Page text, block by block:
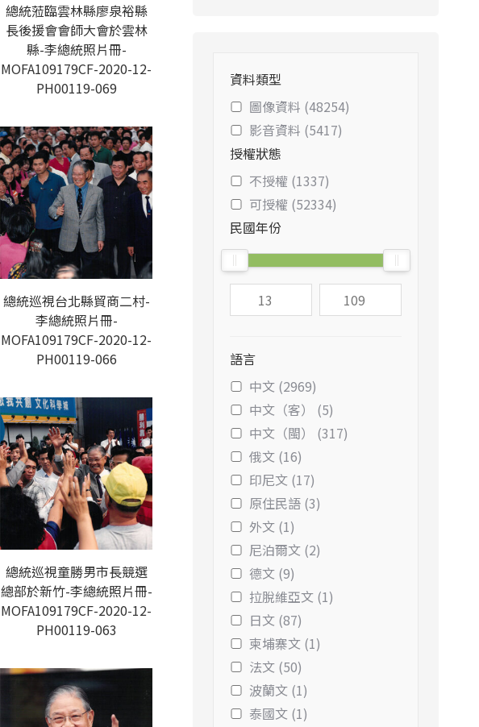
總統蒞臨雲林縣廖泉裕縣
長後援會會師大會於雲林
縣-李總統照片冊-
MOFA109179CF-2020-12-
PH00119-069
總統巡視台北縣貿商二村-
李總統照片冊-
MOFA109179CF-2020-12-
PH00119-066
總統巡視童勝男市長競選
總部於新竹-李總統照片冊-
MOFA109179CF-2020-12-
PH00119-063
資料類型
圖像資料 (48254)
影音資料 (5417)
授權狀態
不授權 (1337)
可授權 (52334)
民國年份
語言
中文 (2969)
中文（客） (5)
中文（閩） (317)
俄文 (16)
印尼文 (17)
原住民語 (3)
外文 (1)
尼泊爾文 (2)
德文 (9)
拉脫維亞文 (1)
日文 (87)
柬埔寨文 (1)
法文 (50)
波蘭文 (1)
泰國文 (1)